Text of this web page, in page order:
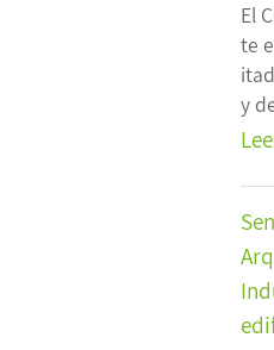
El
te
y